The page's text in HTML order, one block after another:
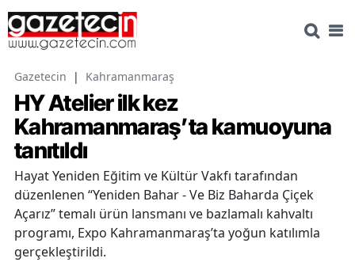
Gazetecin | Kahramanmaraş
HY Atelier ilk kez
Kahramanmaraş’ta kamuoyuna
tanıtıldı
Hayat Yeniden Eğitim ve Kültür Vakfı tarafından
düzenlenen “Yeniden Bahar - Ve Biz Baharda Çiçek
Açarız” temalı ürün lansmanı ve bazlamalı kahvaltı
programı, Expo Kahramanmaraş’ta yoğun katılımla
gerçekleştirildi.